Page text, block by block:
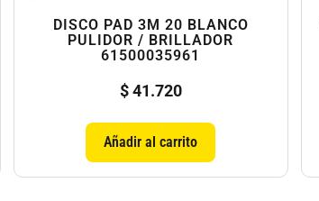
DISCO PAD 3M 20 BLANCO
PULIDOR / BRILLADOR
61500035961
$41.720
Añadir al carrito